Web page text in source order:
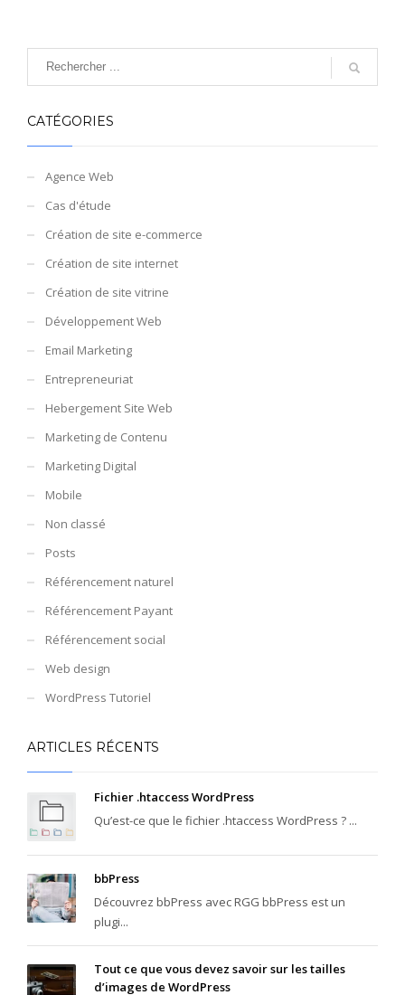
CATÉGORIES
Agence Web
Cas d'étude
Création de site e-commerce
Création de site internet
Création de site vitrine
Développement Web
Email Marketing
Entrepreneuriat
Hebergement Site Web
Marketing de Contenu
Marketing Digital
Mobile
Non classé
Posts
Référencement naturel
Référencement Payant
Référencement social
Web design
WordPress Tutoriel
ARTICLES RÉCENTS
Fichier .htaccess WordPress
Qu’est-ce que le fichier .htaccess WordPress ? ...
bbPress
Découvrez bbPress avec RGG bbPress est un
plugi...
Tout ce que vous devez savoir sur les tailles
d’images de WordPress